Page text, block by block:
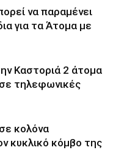
να παραμένει
για τα Άτομα με
Καστοριά 2 άτομα
τηλεφωνικές
κολόνα
κυκλικό κόμβο της